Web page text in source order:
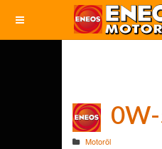
0W-
Motoröl